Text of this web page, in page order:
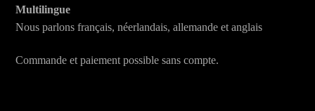
Multilingue
Nous parlons français, néerlandais, allemande et anglais
Commande et paiement possible sans compte.